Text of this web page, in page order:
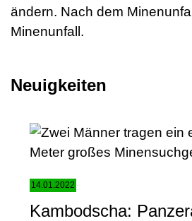
ändern. Nach dem
Minenunfall.
Neuigkeiten
14.01.2022
Kambodscha: